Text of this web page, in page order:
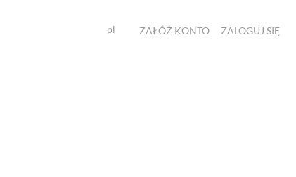
pl ZAŁÓŻ KONTO ZALOGUJ SIĘ